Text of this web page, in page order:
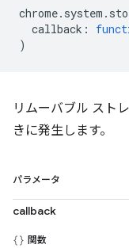
chrome. system .
callback :
)
リムーバブル スト
きに発生します。
パラメータ
callback
関数